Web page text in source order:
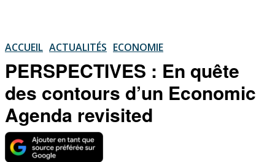
ACCUEIL ACTUALITÉS ECONOMIE
PERSPECTIVES : En quête
des contours d’un Economic
Agenda revisited